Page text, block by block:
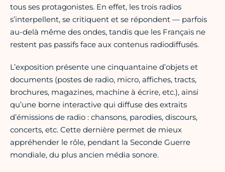
tous ses protagonistes. En effet, les trois radios
s’interpellent, se critiquent et se répondent — parfois
au-delà même des ondes, tandis que les Français ne
restent pas passifs face aux contenus radiodiffusés.
L’exposition présente une cinquantaine d’objets et
documents (postes de radio, micro, affiches, tracts,
brochures, magazines, machine à écrire, etc.), ainsi
qu’une borne interactive qui diffuse des extraits
d’émissions de radio : chansons, parodies, discours,
concerts, etc. Cette dernière permet de mieux
appréhender le rôle, pendant la Seconde Guerre
mondiale, du plus ancien média sonore.